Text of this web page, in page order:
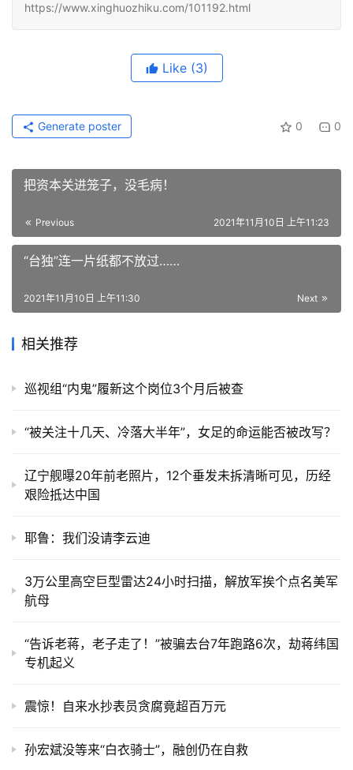
https://www.xinghuozhiku.com/101192.html
Like (3)
0 0
Generate poster
把资本关进笼子，没毛病！
Previous 2021年11月10日 上午11:23
“台独”连一片纸都不放过……
Next
2021年11月10日 上午11:30
相关推荐
巡视组“内鬼”履新这个岗位3个月后被查
“被关注十几天、冷落大半年”，女足的命运能否被改写？
辽宁舰曝20年前老照片，12个垂发未拆清晰可见，历经
艰险抵达中国
耶鲁：我们没请李云迪
3万公里高空巨型雷达24小时扫描，解放军挨个点名美军
航母
“告诉老蒋，老子走了！”被骗去台7年跑路6次，劫蒋纬国
专机起义
震惊！自来水抄表员贪腐竟超百万元
孙宏斌没等来“白衣骑士”，融创仍在自救